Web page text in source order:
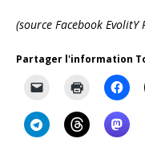
(source Facebook
Partager l'information